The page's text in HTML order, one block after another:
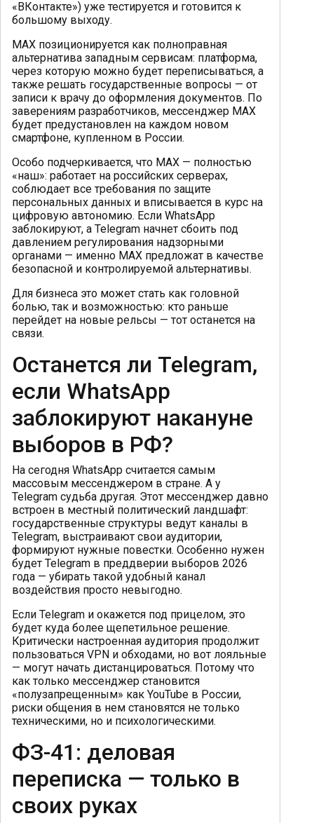
«ВКонтакте») уже тестируется и готовится к
большому выходу.
MAX позиционируется как полноправная
альтернатива западным сервисам: платформа,
через которую можно будет переписываться, а
также решать государственные вопросы — от
записи к врачу до оформления документов. По
заверениям разработчиков, мессенджер MAX
будет предустановлен на каждом новом
смартфоне, купленном в России.
Особо подчеркивается, что MAX — полностью
«наш»: работает на российских серверах,
соблюдает все требования по защите
персональных данных и вписывается в курс на
цифровую автономию. Если WhatsApp
заблокируют, а Telegram начнет сбоить под
давлением регулирования надзорными
органами — именно MAX предложат в качестве
безопасной и контролируемой альтернативы.
Для бизнеса это может стать как головной
болью, так и возможностью: кто раньше
перейдет на новые рельсы — тот останется на
связи.
Останется ли Telegram,
если WhatsApp
заблокируют накануне
выборов в РФ?
На сегодня WhatsApp считается самым
массовым мессенджером в стране. А у
Telegram судьба другая. Этот мессенджер давно
встроен в местный политический ландшафт:
государственные структуры ведут каналы в
Telegram, выстраивают свои аудитории,
формируют нужные повестки. Особенно нужен
будет Telegram в преддверии выборов 2026
года — убирать такой удобный канал
воздействия просто невыгодно.
Если Telegram и окажется под прицелом, это
будет куда более щепетильное решение.
Критически настроенная аудитория продолжит
пользоваться VPN и обходами, но вот лояльные
— могут начать дистанцироваться. Потому что
как только мессенджер становится
«полузапрещенным» как YouTube в России,
риски общения в нем становятся не только
техническими, но и психологическими.
ФЗ-41: деловая
переписка — только в
своих руках